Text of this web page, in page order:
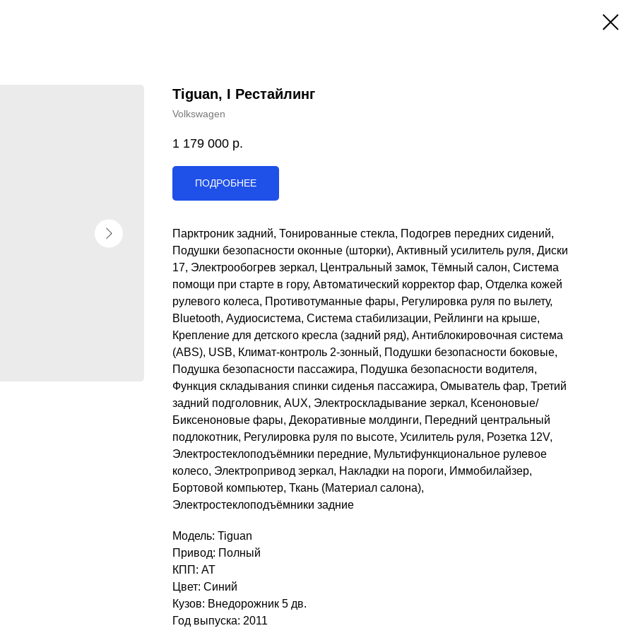
Tiguan, I Рестайлинг
Volkswagen
1 179 000 р.
ПОДРОБНЕЕ
Парктроник задний, Тонированные стекла, Подогрев передних сидений,
Подушки безопасности оконные (шторки), Активный усилитель руля, Диски
17, Электрообогрев зеркал, Центральный замок, Тёмный салон, Система
помощи при старте в гору, Автоматический корректор фар, Отделка кожей
рулевого колеса, Противотуманные фары, Регулировка руля по вылету,
Bluetooth, Аудиосистема, Система стабилизации, Рейлинги на крыше,
Крепление для детского кресла (задний ряд), Антиблокировочная система
(ABS), USB, Климат-контроль 2-зонный, Подушки безопасности боковые,
Подушка безопасности пассажира, Подушка безопасности водителя,
Функция складывания спинки сиденья пассажира, Омыватель фар, Третий
задний подголовник, AUX, Электроскладывание зеркал, Ксеноновые/
Биксеноновые фары, Декоративные молдинги, Передний центральный
подлокотник, Регулировка руля по высоте, Усилитель руля, Розетка 12V,
Электростеклоподъёмники передние, Мультифункциональное рулевое
колесо, Электропривод зеркал, Накладки на пороги, Иммобилайзер,
Бортовой компьютер, Ткань (Материал салона),
Электростеклоподъёмники задние
Модель: Tiguan
Привод: Полный
КПП: AT
Цвет: Синий
Кузов: Внедорожник 5 дв.
Год выпуска: 2011